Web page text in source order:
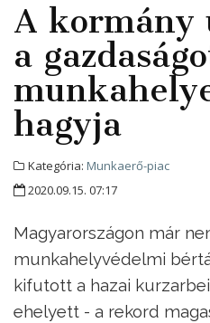
A kormány
a
hagyja
Kategória: Munkaerő-piac
2020.09.15. 07:17
Magyarországon már
munkahelyvédelmi
kifutott a hazai
ehelyett - a rekord